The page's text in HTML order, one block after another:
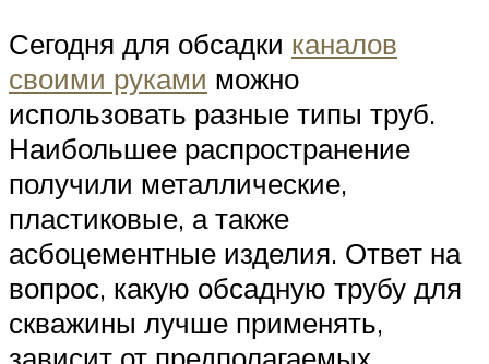
Сегодня для обсадки каналов
своими руками можно
использовать разные типы труб.
Наибольшее распространение
получили металлические,
пластиковые, а также
асбоцементные изделия. Ответ на
вопрос, какую обсадную трубу для
скважины лучше применять,